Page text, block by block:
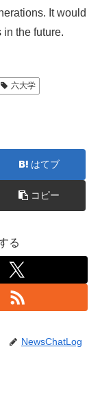
It would
in the future.
六大学
はてブ
コピー
る
NewsChatLog